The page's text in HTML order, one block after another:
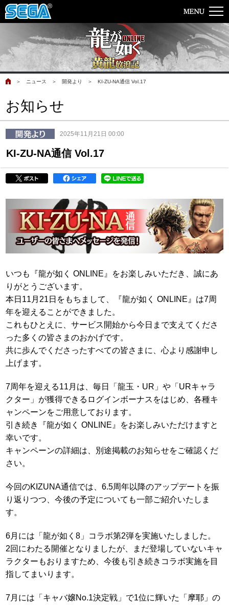
＞ ニュース ＞ 開発より ＞ KI-ZU-NA通信 Vol.17
お知らせ
2025年11月21日 00:00
KI-ZU-NA通信 Vol.17
いつも『龍が如く ONLINE』をお楽しみいただき、誠にあ
りがとうございます。
本日11月21日をもちまして、『龍が如く ONLINE』は7周
年を迎えることができました。
これもひとえに、サービス開始から今日まで支えてくださ
った多くの皆さまのおかげです。
共に歩んでくださったすべての皆さまに、心より感謝申し
上げます。
7周年を迎える11月は、毎日「龍玉・UR」や「URキャラ
クター」が獲得できるログインボーナスをはじめ、各種キ
ャンペーンをご用意しております。
引き続き『龍が如く ONLINE』をお楽しみいただけますと
幸いです。
キャンペーンの詳細は、別途掲載のお知らせをご確認くだ
さい。
今回のKIZUNA通信では、6.5周年以降のアップデートを振
り返りつつ、今後の予定についても一部ご紹介いたしま
す。
6月には「龍が如く8」コラボ第2弾を実施いたしました。
2回にわたる開催となりましたが、まだ登場していないキャ
ラクターもおりますため、今後も引き続きコラボ実施を目
指してまいります。
7月には「キャバ嬢No.1決定戦」で1位に輝いた「摩耶」の